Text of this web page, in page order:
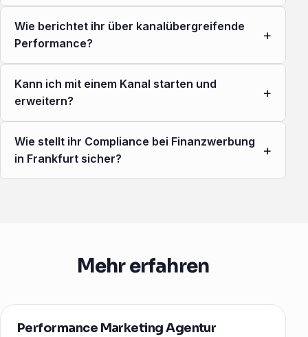
Wie berichtet ihr über kanalübergreifende
Performance?
+
Kann ich mit einem Kanal starten und
erweitern?
+
Wie stellt ihr Compliance bei Finanzwerbung
in Frankfurt sicher?
+
Mehr erfahren
Performance Marketing Agentur